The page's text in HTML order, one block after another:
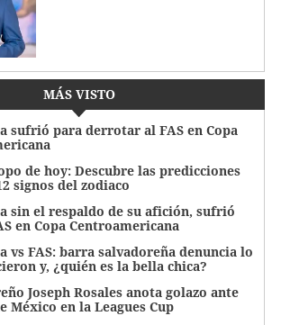
MÁS VISTO
sufrió para derrotar al FAS en Copa
de hoy: Descubre las predicciones
signos del zodiaco
sin el respaldo de su afición, sufrió
en Copa Centroamericana
vs FAS: barra salvadoreña denuncia lo
y, ¿quién es la bella chica?
Joseph Rosales anota golazo ante
México en la Leagues Cup